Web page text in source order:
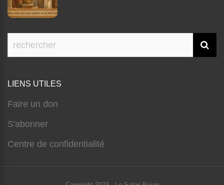
LIENS UTILES
Faire un don
S'abonner
Centre de confidentialité